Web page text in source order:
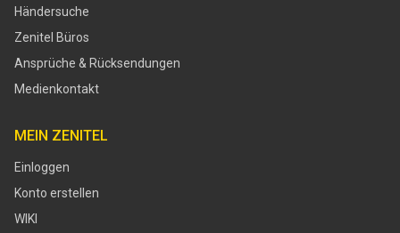
Händersuche
Zenitel Büros
Ansprüche & Rücksendungen
Medienkontakt
MEIN ZENITEL
Einloggen
Konto erstellen
WIKI